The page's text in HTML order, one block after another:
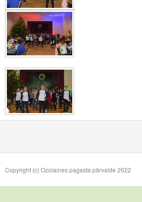
Copyright (c) Ozolaines pagasta pārvalde 2022